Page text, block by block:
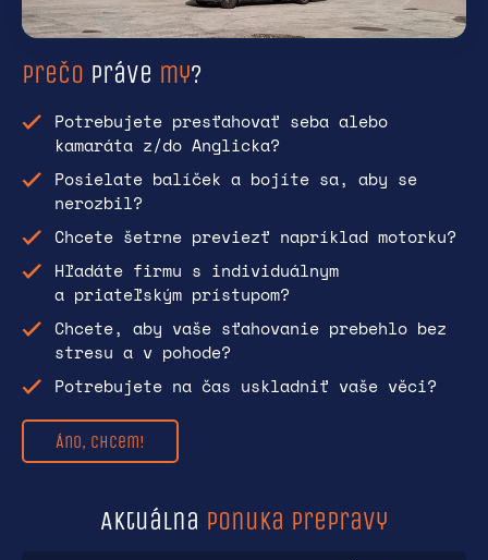
Prečo práve my?
Potrebujete presťahovať seba alebo
kamaráta z/do Anglicka?
Posielate balíček a bojíte sa, aby se
nerozbil?
Chcete šetrne previezť napríklad motorku?
Hľadáte firmu s individuálnym
a priateľským prístupom?
Chcete, aby vaše sťahovanie prebehlo bez
stresu a v pohode?
Potrebujete na čas uskladniť vaše věci?
Áno, chcem!
Aktuálna ponuka prepravy